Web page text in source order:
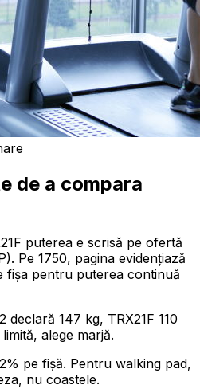
de a compara
puterea e scrisă pe ofertă
Pe 1750, pagina evidențiază
fișa pentru puterea continuă
declară 147 kg, TRX21F 110
alege marjă.
pe fișă. Pentru walking pad,
nu coastele.